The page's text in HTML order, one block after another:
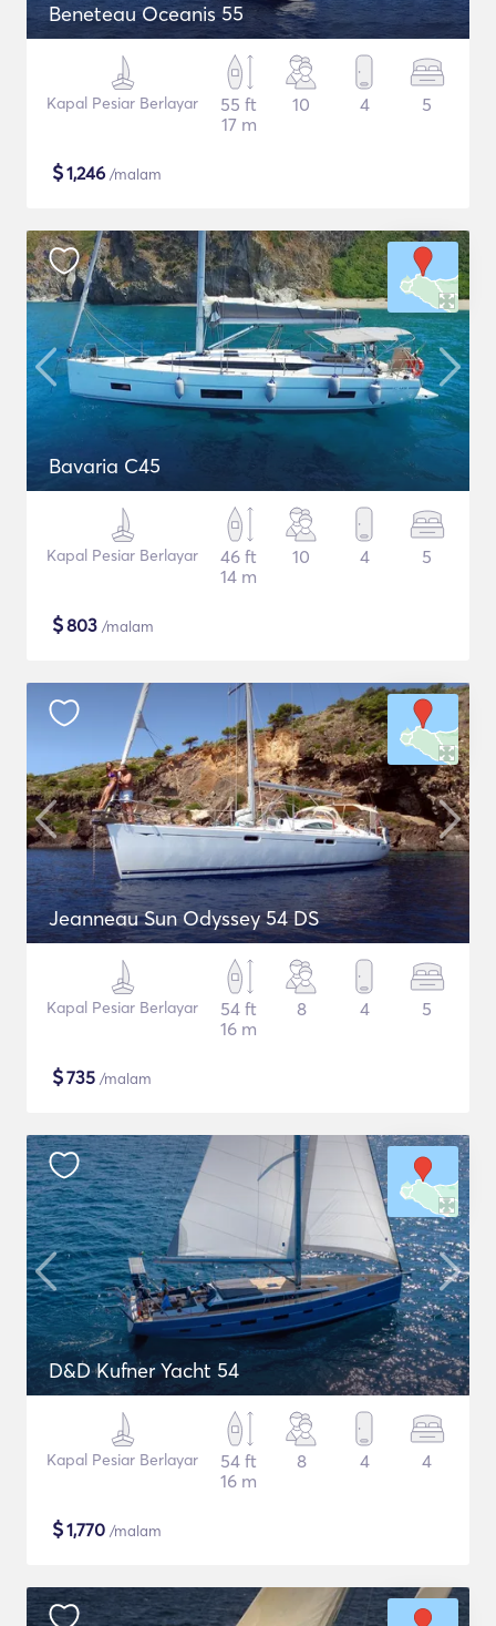
Beneteau Oceanis 55
Kapal Pesiar Berlayar
55 ft
17 m
10 4 5
$1,246 /malam
Bavaria C45
Kapal Pesiar Berlayar
46 ft
14 m
10 4 5
$803 /malam
Jeanneau Sun Odyssey 54 DS
Kapal Pesiar Berlayar
54 ft
16 m
8 4 5
$735 /malam
D&D Kufner Yacht 54
Kapal Pesiar Berlayar
54 ft
16 m
8 4 4
$1,770 /malam